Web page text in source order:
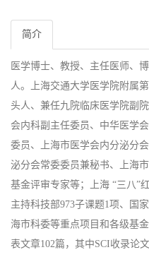
简介
医学博士、教授、主任医师、
人。上海交通大学医学院附属
头人、兼任九院临床医学院副
会内科副主任委员、中华医学
委员、上海市医学会内分泌分
泌分会常委委员兼秘书、上海
基金评审专家等；上海 “三八”
主持科技部973子课题1项、国
海市科委等重点项目和各级基
表文章102篇，其中SCI收录论